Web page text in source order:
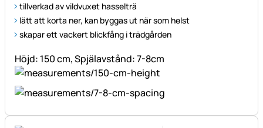
tillverkad av vildvuxet hasselträ
lätt att korta ner, kan byggas ut när som helst
skapar ett vackert blickfång i trädgården
Höjd: 150 cm, Spjälavstånd: 7-8cm